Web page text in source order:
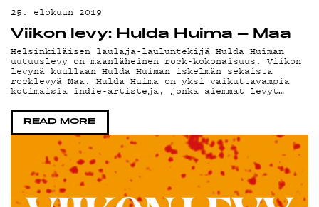
25. elokuun 2019
Viikon levy: Hulda Huima – Maa
Helsinkiläisen laulaja-lauluntekijä Hulda Huiman
uutuuslevy on maanläheinen rock-kokonaisuus. Viikon
levynä kuullaan Hulda Huiman iskelmän sekaista
rocklevyä Maa. Hulda Huima on yksi vaikuttavampia
kotimaisia indie-artisteja, jonka aiemmat levyt…
READ MORE